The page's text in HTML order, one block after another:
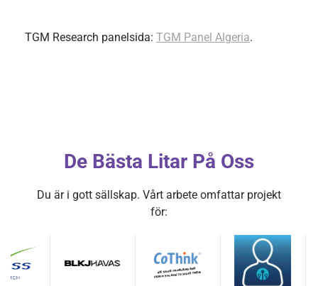
TGM Research panelsida: TGM Panel Algeria.
De Bästa Litar På Oss
Du är i gott sällskap. Vårt arbete omfattar projekt
för: